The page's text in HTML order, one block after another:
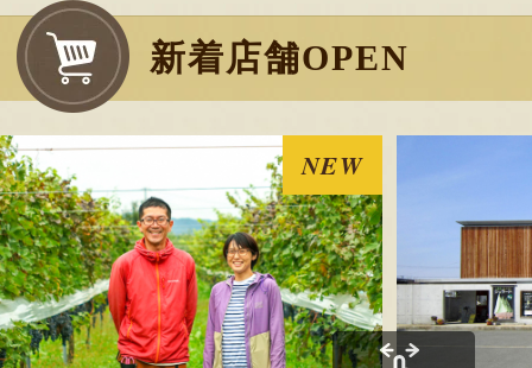
新着店舗OPEN
NEW